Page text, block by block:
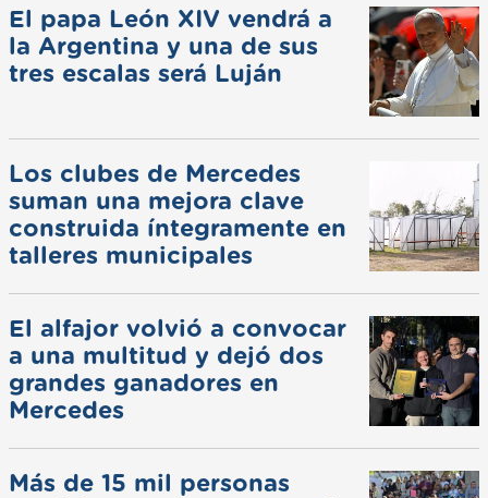
El papa León XIV vendrá a
la Argentina y una de sus
tres escalas será Luján
Los clubes de Mercedes
suman una mejora clave
construida íntegramente en
talleres municipales
El alfajor volvió a convocar
a una multitud y dejó dos
grandes ganadores en
Mercedes
Más de 15 mil personas